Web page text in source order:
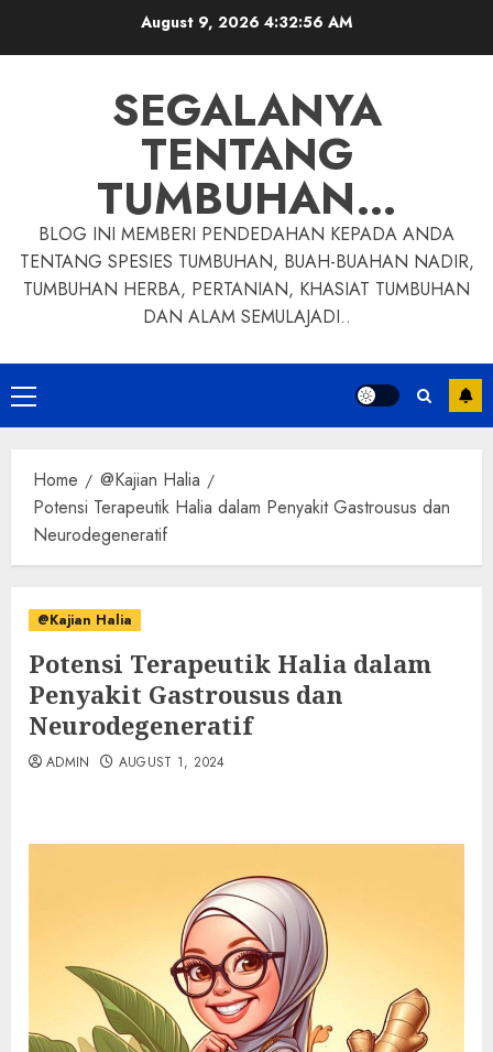
August 9, 20264:32:57 AM
SEGALANYA
TENTANG
TUMBUHAN…
BLOG INI MEMBERI PENDEDAHAN KEPADA ANDA
TENTANG SPESIES TUMBUHAN, BUAH-BUAHAN NADIR,
TUMBUHAN HERBA, PERTANIAN, KHASIAT TUMBUHAN
DAN ALAM SEMULAJADI..
Primary
Menu
Home
@Kajian Halia
Potensi Terapeutik Halia dalam Penyakit Gastrousus dan
Neurodegeneratif
@Kajian Halia
Potensi Terapeutik Halia dalam
Penyakit Gastrousus dan
Neurodegeneratif
ADMIN AUGUST 1, 2024